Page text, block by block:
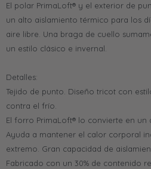
El polar PrimaLoft® y el exterior de
un alto aislamiento térmico para los
aire libre. Una braga de cuello
un estilo clásico e invernal.
Detalles:
Tejido de punto. Diseño tricot con
contra el frío.
El forro PrimaLoft® lo convierte en un
Ayuda a mantener el calor corporal
extremo. Gran capacidad de
Fabricado con un 30% de contenido